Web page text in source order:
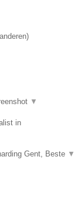
)
▼
in
Gent, Beste ▼